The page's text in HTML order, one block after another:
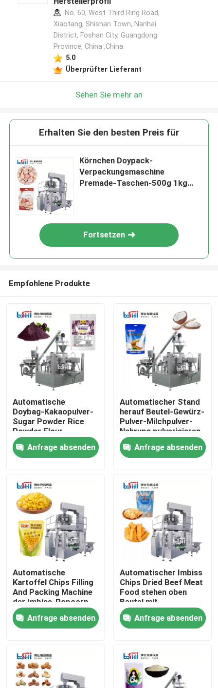
Nach Hause
Über uns
Produkte
Verpackungsmaschine für Pulver
Vertikale Verpackungsmaschine
Granulat-Verpackungsmaschine
Pulverfüllmaschine
Imbiss-Verpackungsmaschine
Tiefkühlkost-Verpackungsmaschine
No. 60, West Third Ring Road,
Xiaotang, Shishan Town, Nanhai
District, Foshan City, Guangdong
Province, China ,China
5.0
Überprüfter Lieferant
Sehen Sie mehr an
Erhalten Sie den besten Preis für
Körnchen Doypack-
Verpackungsmaschine
Premade-Taschen-500g 1kg
Fortsetzen
Empfohlene Produkte
Automatische
Doybag-Kakaopulver-
Sugar Powder Rice
Powder Flour-
Füllmaschine-
Verpackungsmaschine
Anfrage absenden
Automatischer Stand
herauf Beutel-Gewürz-
Pulver-Milchpulver-
Nahrung pulverisieren
füllende und
Verpackungsmaschine
Anfrage absenden
Automatische
Kartoffel Chips Filling
And Packing Machine
der Imbiss-Popcorn-
ungesunden
Fertigkost
Anfrage absenden
Automatischer Imbiss
Chips Dried Beef Meat
Food stehen oben
Beutel mit
Reißverschluss-
Verpackungsmaschine
Anfrage absenden